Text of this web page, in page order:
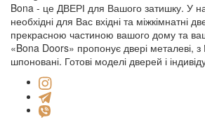
Bona - це ДВЕРІ для Вашого затишку. У
необхідні для Вас вхідні та міжкімнатні
прекрасною частиною вашого дому та
«Bona Doors» пропонує двері металеві,
шпоновані. Готові моделі дверей і